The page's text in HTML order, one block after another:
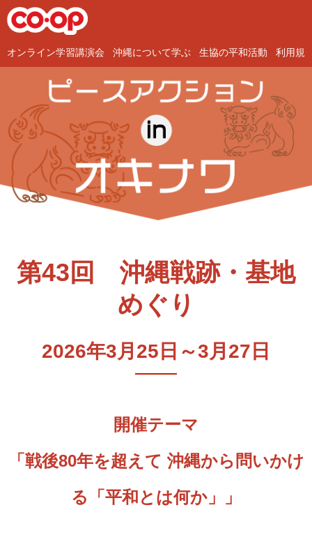
オンライン学習講演会 沖縄について学ぶ 生協の平和活動 利用規
第43回 沖縄戦跡・基地
めぐり
2026年3月25日～3月27日
開催テーマ
「戦後80年を超えて 沖縄から問いかけ
る「平和とは何か」」